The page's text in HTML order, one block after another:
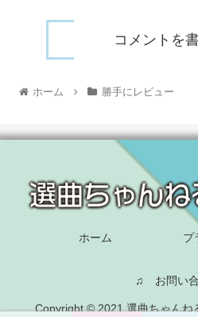
コメントを
ホーム 勝手にレビュー
ホーム
プ
♫ お問い
Copyright © 2021 選曲ちゃんね